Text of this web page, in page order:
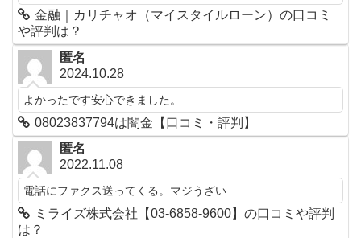
金融｜カリチャオ（マイスタイルローン）の口コミ
や評判は？
匿名
2024.10.28
よかったです安心できました。
08023837794は闇金【口コミ・評判】
匿名
2022.11.08
電話にファクス送ってくる。マジうざい
ミライズ株式会社【03-6858-9600】の口コミや評判
は？